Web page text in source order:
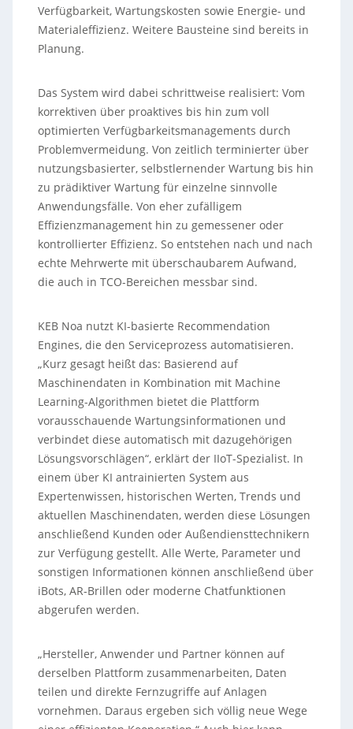
Verfügbarkeit, Wartungskosten sowie Energie- und
Materialeffizienz. Weitere Bausteine sind bereits in
Planung.
Das System wird dabei schrittweise realisiert: Vom
korrektiven über proaktives bis hin zum voll
optimierten Verfügbarkeitsmanagements durch
Problemvermeidung. Von zeitlich terminierter über
nutzungsbasierter, selbstlernender Wartung bis hin
zu prädiktiver Wartung für einzelne sinnvolle
Anwendungsfälle. Von eher zufälligem
Effizienzmanagement hin zu gemessener oder
kontrollierter Effizienz. So entstehen nach und nach
echte Mehrwerte mit überschaubarem Aufwand,
die auch in TCO-Bereichen messbar sind.
KEB Noa nutzt KI-basierte Recommendation
Engines, die den Serviceprozess automatisieren.
„Kurz gesagt heißt das: Basierend auf
Maschinendaten in Kombination mit Machine
Learning-Algorithmen bietet die Plattform
vorausschauende Wartungsinformationen und
verbindet diese automatisch mit dazugehörigen
Lösungsvorschlägen“, erklärt der IIoT-Spezialist. In
einem über KI antrainierten System aus
Expertenwissen, historischen Werten, Trends und
aktuellen Maschinendaten, werden diese Lösungen
anschließend Kunden oder Außendiensttechnikern
zur Verfügung gestellt. Alle Werte, Parameter und
sonstigen Informationen können anschließend über
iBots, AR-Brillen oder moderne Chatfunktionen
abgerufen werden.
„Hersteller, Anwender und Partner können auf
derselben Plattform zusammenarbeiten, Daten
teilen und direkte Fernzugriffe auf Anlagen
vornehmen. Daraus ergeben sich völlig neue Wege